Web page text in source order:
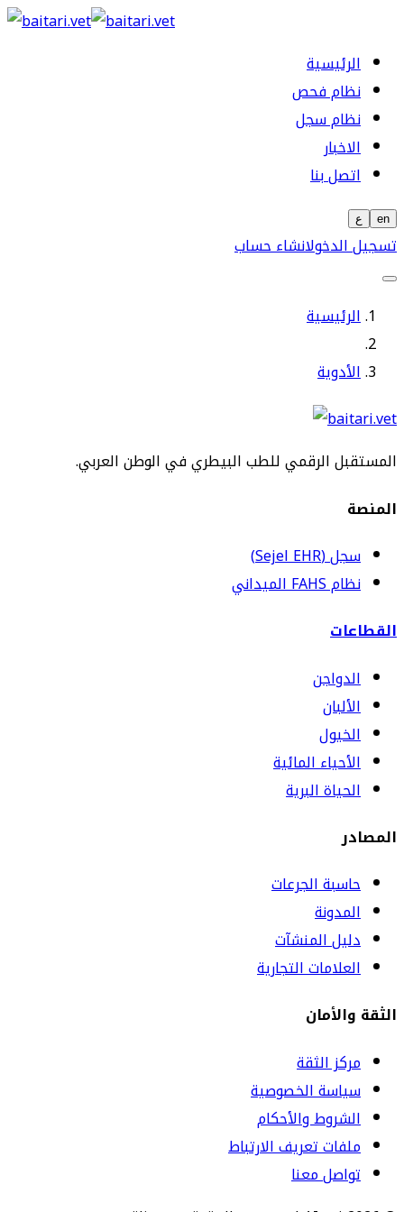
الرئيسية
نظام فحص
نظام سجل
الاخبار
اتصل بنا
en ع
تسجيل الدخولانشاء حساب
الرئيسية
الأدوية
المستقبل الرقمي للطب البيطري في الوطن العربي.
المنصة
سجل (Sejel EHR)
نظام FAHS الميداني
القطاعات
الدواجن
الألبان
الخيول
الأحياء المائية
الحياة البرية
المصادر
حاسبة الجرعات
المدونة
دليل المنشآت
العلامات التجارية
الثقة والأمان
مركز الثقة
سياسة الخصوصية
الشروط والأحكام
ملفات تعريف الارتباط
تواصل معنا